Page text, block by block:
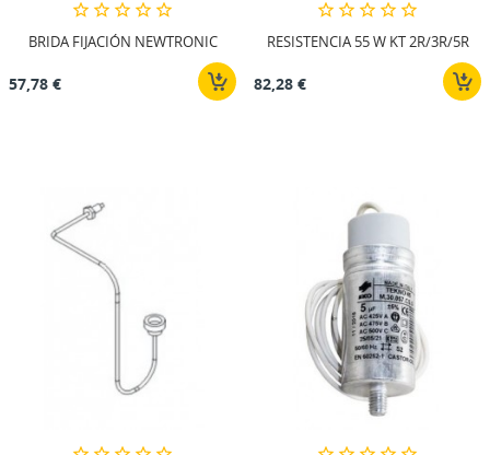
BRIDA FIJACIÓN NEWTRONIC
57,78 €
RESISTENCIA 55 W KT 2R/3R/5R
82,28 €
MI LISTA DE DESEOS
((MODALTITLE))
((confirmMessage))
CREAR LISTA DE DESEOS
Nombre de la lista de deseos
INICIAR SESIÓN
Debe iniciar sesión para guardar productos en su lista